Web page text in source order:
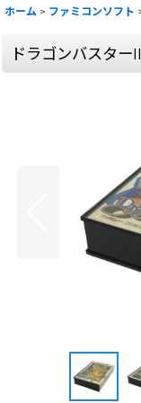
ホーム > ファミコンソフト
ドラゴンバスタ